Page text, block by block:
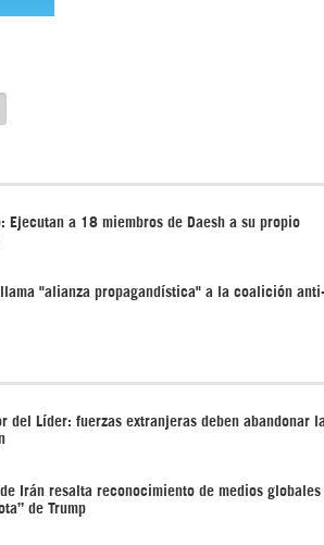
Ejecutan a 18 miembros de Daesh a su propio
"alianza propagandística" a la coalición anti-
del Líder: fuerzas extranjeras deben abandonar la
de Irán resalta reconocimiento de medios globales
de Trump